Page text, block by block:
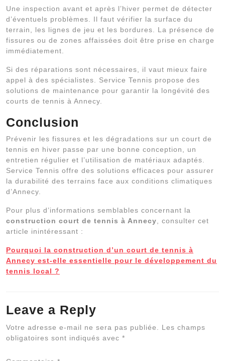
Une inspection avant et après l’hiver permet de détecter
d’éventuels problèmes. Il faut vérifier la surface du
terrain, les lignes de jeu et les bordures. La présence de
fissures ou de zones affaissées doit être prise en charge
immédiatement.
Si des réparations sont nécessaires, il vaut mieux faire
appel à des spécialistes. Service Tennis propose des
solutions de maintenance pour garantir la longévité des
courts de tennis à Annecy.
Conclusion
Prévenir les fissures et les dégradations sur un court de
tennis en hiver passe par une bonne conception, un
entretien régulier et l’utilisation de matériaux adaptés.
Service Tennis offre des solutions efficaces pour assurer
la durabilité des terrains face aux conditions climatiques
d’Annecy.
Pour plus d’informations semblables concernant la
construction court de tennis à Annecy, consulter cet
article inintéressant :
Pourquoi la construction d’un court de tennis à
Annecy est-elle essentielle pour le développement du
tennis local ?
Leave a Reply
Votre adresse e-mail ne sera pas publiée. Les champs
obligatoires sont indiqués avec *